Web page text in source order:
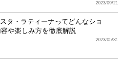
2023/09/21
スタ・ラティーナってどんなショ
や楽しみ方を徹底解説
2023/05/31